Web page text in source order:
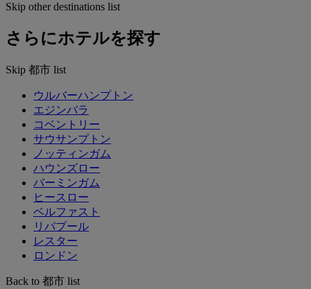
Skip other destinations list
さらにホテルを探す
Skip 都市 list
ウルバーハンプトン
エジンバラ
コベントリー
サウサンプトン
ノッティンガム
ハウンズロー
バーミンガム
ヒースロー
ベルファスト
リバプール
レスター
ロンドン
Back to 都市 list